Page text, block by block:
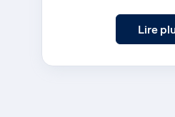
Lire